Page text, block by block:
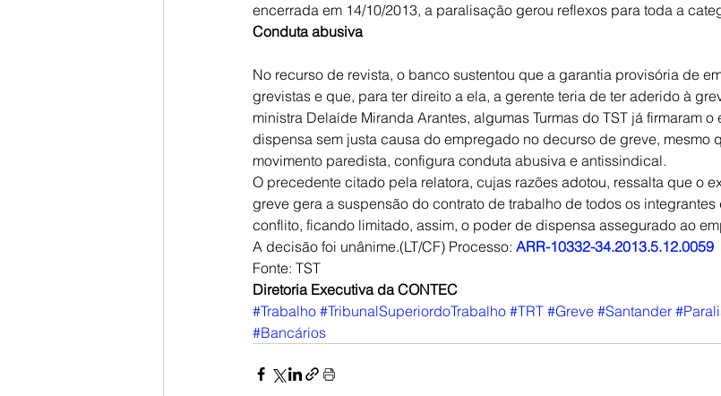
encerrada em 14/10/2013, a paralisação gerou reflexos para toda a
Conduta abusiva
No recurso de revista, o banco sustentou que a garantia provisória de
grevistas e que, para ter direito a ela, a gerente teria de ter aderido à
ministra Delaíde Miranda Arantes, algumas Turmas do TST já firmaram
dispensa sem justa causa do empregado no decurso de greve, mesmo
movimento paredista, configura conduta abusiva e antissindical.
O precedente citado pela relatora, cujas razões adotou, ressalta que o
greve gera a suspensão do contrato de trabalho de todos os
conflito, ficando limitado, assim, o poder de dispensa assegurado ao
A decisão foi unânime.(LT/CF) Processo: ARR-10332-34.2013.5.12.0059
Fonte: TST
Diretoria Executiva da CONTEC
#Trabalho #TribunalSuperiordoTrabalho #TRT #Greve #Santander
#Bancários